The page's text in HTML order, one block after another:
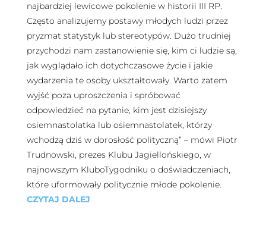
najbardziej lewicowe pokolenie w historii III RP.
Często analizujemy postawy młodych ludzi przez
pryzmat statystyk lub stereotypów. Dużo trudniej
przychodzi nam zastanowienie się, kim ci ludzie są,
jak wyglądało ich dotychczasowe życie i jakie
wydarzenia te osoby ukształtowały. Warto zatem
wyjść poza uproszczenia i spróbować
odpowiedzieć na pytanie, kim jest dzisiejszy
osiemnastolatka lub osiemnastolatek, którzy
wchodzą dziś w dorosłość polityczną” – mówi Piotr
Trudnowski, prezes Klubu Jagiellońskiego, w
najnowszym KluboTygodniku o doświadczeniach,
które uformowały politycznie młode pokolenie.
CZYTAJ DALEJ